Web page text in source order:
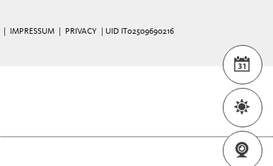
IMPRESSUM PRIVACY | UID IT02509690216